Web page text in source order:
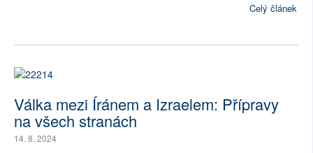
Celý článek
Válka mezi Íránem a Izraelem: Přípravy
na všech stranách
14. 8. 2024